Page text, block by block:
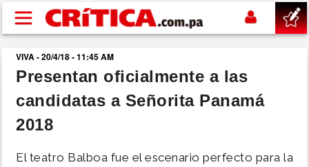
Pasar al contenido principal
buscar
SUCESOS
VIVA - 20/4/18 - 11:45 AM
Presentan oficialmente a las
candidatas a Señorita Panamá
2018
El teatro Balboa fue el escenario perfecto para la